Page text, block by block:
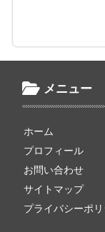
メニュー
ホーム
プロフィール
お問い合わせ
サイトマップ
プライバシーポ